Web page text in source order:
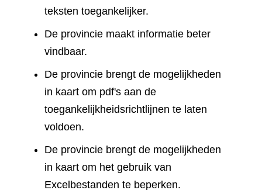
teksten toegankelijker.
De provincie maakt informatie beter
vindbaar.
De provincie brengt de mogelijkheden
in kaart om pdf's aan de
toegankelijkheidsrichtlijnen te laten
voldoen.
De provincie brengt de mogelijkheden
in kaart om het gebruik van
Excelbestanden te beperken.